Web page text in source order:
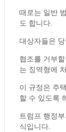
때로는 일반
도 합니다.
대상자들은
협조를 거부
는 징역형에
이 규정은 주
할 수 있도록
트럼프 행정
식입니다.